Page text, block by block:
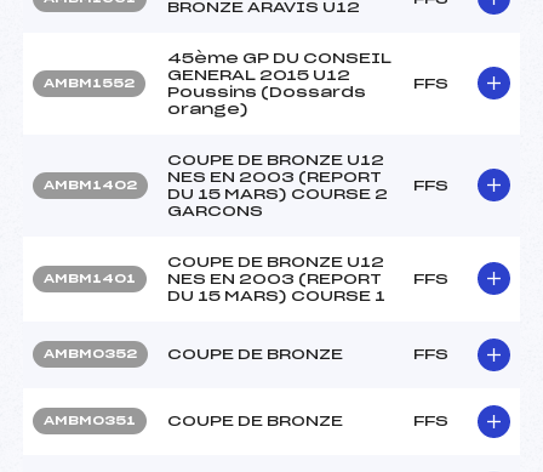
BRONZE ARAVIS U12
AMBM1552
45ème GP DU CONSEIL
GENERAL 2015 U12
Poussins (Dossards
orange)
FFS
AMBM1402
COUPE DE BRONZE U12
NES EN 2003 (REPORT
DU 15 MARS) COURSE 2
GARCONS
FFS
AMBM1401
COUPE DE BRONZE U12
NES EN 2003 (REPORT
DU 15 MARS) COURSE 1
FFS
AMBM0352 COUPE DE BRONZE FFS
AMBM0351 COUPE DE BRONZE FFS